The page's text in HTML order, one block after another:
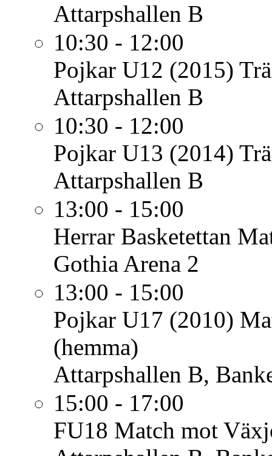
Attarpshallen B
10:30 - 12:00
Pojkar U12 (2015)
Attarpshallen B
10:30 - 12:00
Pojkar U13 (2014)
Attarpshallen B
13:00 - 15:00
Herrar Basketettan
Gothia Arena 2
13:00 - 15:00
Pojkar U17 (2010)
(hemma)
Attarpshallen B,
15:00 - 17:00
FU18 Match mot